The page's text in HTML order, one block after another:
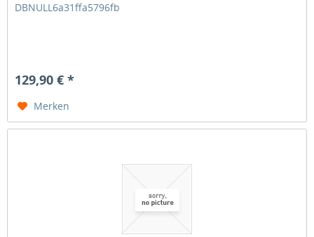
DBNULL6a31ffa5796fb
129,90 € *
Merken